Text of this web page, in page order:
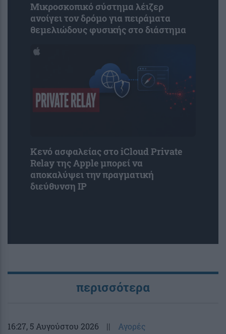
Μικροσκοπικό σύστημα λέιζερ
ανοίγει τον δρόμο για πειράματα
θεμελιώδους φυσικής στο διάστημα
Κενό ασφαλείας στο iCloud Private
Relay της Apple μπορεί να
αποκαλύψει την πραγματική
διεύθυνση IP
περισσότερα
16:27, 5 Αυγούστου 2026 || Αγορές